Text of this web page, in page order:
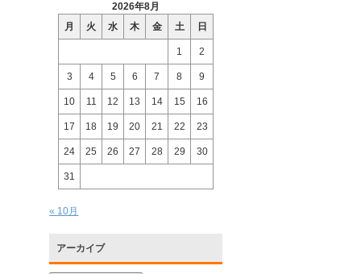
2026年8月
月
火 水 木 金 土 日
1 2
3 4 5 6 7 8 9
10 11 12 13 14 15 16
17 18 19 20 21 22 23
24 25 26 27 28 29 30
31
« 10月
アーカイブ